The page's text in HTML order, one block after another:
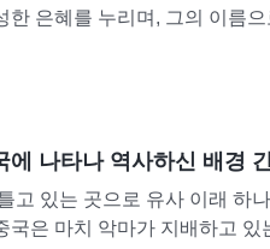
한 은혜를 누리며, 그의 이름
에 나타나 역사하신 배경
고 있는 곳으로 유사 이래 하
국은 마치 악마가 지배하고 있